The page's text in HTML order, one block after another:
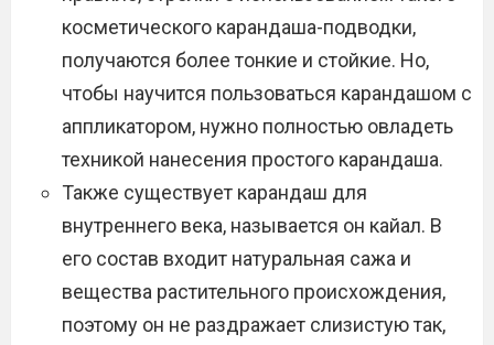
косметического карандаша-подводки,
получаются более тонкие и стойкие. Но,
чтобы научится пользоваться карандашом с
аппликатором, нужно полностью овладеть
техникой нанесения простого карандаша.
Также существует карандаш для
внутреннего века, называется он кайал. В
его состав входит натуральная сажа и
вещества растительного происхождения,
поэтому он не раздражает слизистую так,